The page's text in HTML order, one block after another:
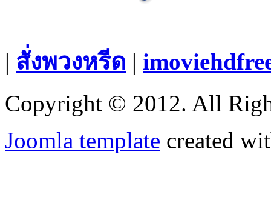
| สั่งพวงหรีด |
Copyright © 2012. All
Joomla template created